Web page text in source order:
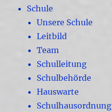
Schule
Unsere Schule
Leitbild
Team
Schulleitung
Schulbehörde
Hauswarte
Schulhausordnung